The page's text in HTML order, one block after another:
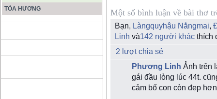
TỎA HƯƠNG
Một số bình luận về bài thơ
Bạn, Làngquyhậu Nắngmai,
Linh và142 người khác thích
2 lượt chia sẻ
Phương Linh Ảnh trên
gái đầu lòng lúc 44t.
cảm bố con còn đẹp